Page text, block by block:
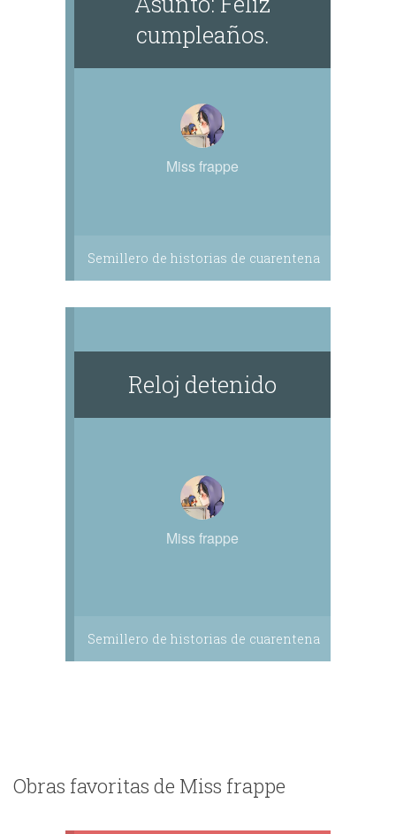
cumpleaños.
Miss frappe
Semillero de historias de cuarentena
Reloj detenido
Miss frappe
Semillero de historias de cuarentena
Obras favoritas de Miss frappe